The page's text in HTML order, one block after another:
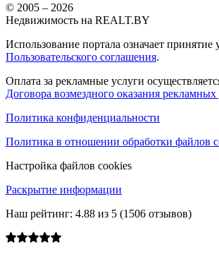
© 2005 – 2026
Недвижимость на REALT.BY
Использование портала означает принятие
Пользовательского соглашения.
Оплата за рекламные услуги
Договора возмездного оказания рекламных
Политика конфиденциальности
Политика в отношении обработки файлов
Настройка файлов cookies
Раскрытие информации
Наш рейтинг: 4.88 из 5 (1506 отзывов)